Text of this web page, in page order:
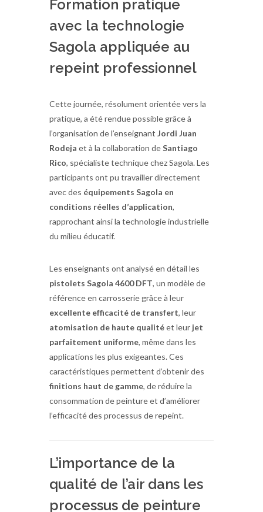
Formation pratique
avec la technologie
Sagola appliquée au
repeint professionnel
Cette journée, résolument orientée vers la
pratique, a été rendue possible grâce à
l’organisation de l’enseignant Jordi Juan
Rodeja et à la collaboration deSantiago
Rico, spécialiste technique chez Sagola. Les
participants ont pu travailler directement
avec des équipements Sagola en
conditions réelles d’application,
rapprochant ainsi la technologie industrielle
du milieu éducatif.
Les enseignants ont analysé en détail les
pistolets Sagola 4600 DFT, un modèle de
référence en carrosserie grâce à leur
excellente efficacité de transfert, leur
atomisation de haute qualitéet leur jet
parfaitement uniforme, même dans les
applications les plus exigeantes. Ces
caractéristiques permettent d’obtenir des
finitions haut de gamme, de réduire la
consommation de peinture et d’améliorer
l’efficacité des processus de repeint.
L’importance de la
qualité de l’air dans les
processus de peinture